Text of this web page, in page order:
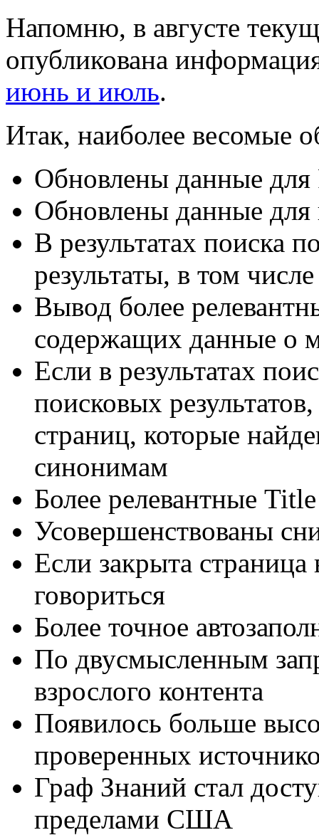
Напомню, в августе
опубликована
июнь и июль.
Итак, наиболее весомые
Обновлены данные для
Обновлены данные для
В результатах поиска
результаты, в том
Вывод более
содержащих данные о
Если в результатах
поисковых
страниц, которые
синонимам
Более релевантные
Усовершенствованы
Если закрыта
говориться
Более точное
По двусмысленным
взрослого контента
Появилось больше
проверенных
Граф Знаний стал
пределами США